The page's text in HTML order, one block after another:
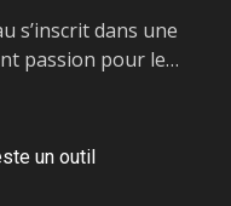
s’inscrit dans une
passion pour le…
un outil